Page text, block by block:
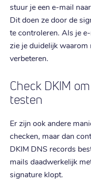
stuur je een e-mail
Dit doen ze door de
te controleren. Als je
zie je duidelijk
verbeteren.
Check DKIM
testen
Er zijn ook andere
checken, maar dan
DKIM DNS records
mails daadwerkelijk
signature klopt.